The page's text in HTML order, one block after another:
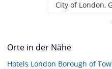
City of London,
Orte in der Nähe
Hotels London Borough of